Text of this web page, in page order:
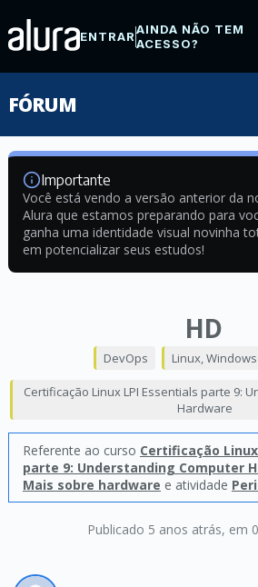
ENTRARAINDA NÃO TEM
ACESSO?
FÓRUM
Importante
Você está vendo a versão anterior da
Alura que estamos preparando para
ganha uma identidade visual novinha
em potencializar seus estudos!
HD
Publicado 5 anos atrás, em
DevOps Linux,
Certificação Linux LPI Essentials parte 9:
Hardware
Referente ao curso Certificação
parte 9: Understanding Computer
Mais sobre hardware e atividade